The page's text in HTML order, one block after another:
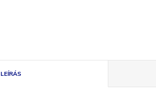
LEÍRÁS